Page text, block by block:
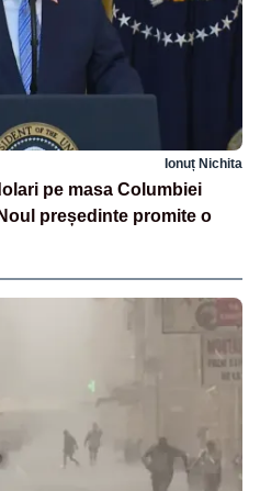
Ionuț Nichita
pe masa Columbiei
președinte promite o